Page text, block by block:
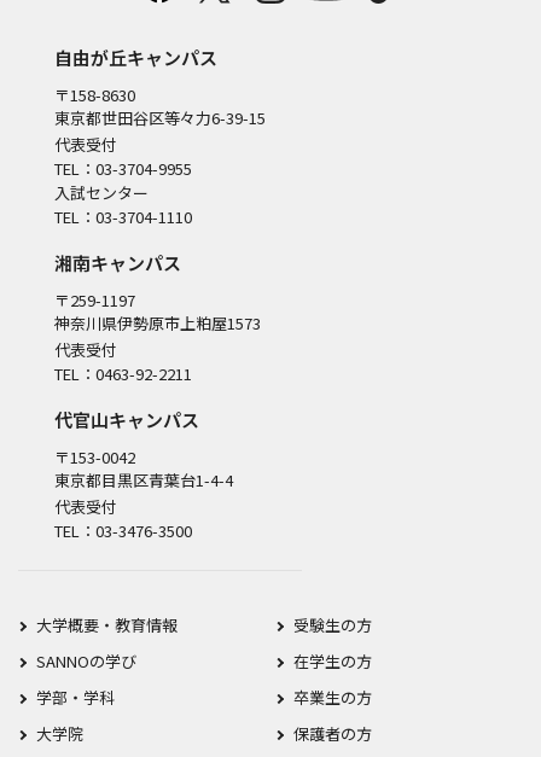
自由が丘キャンパス
〒158-8630
東京都世田谷区等々力6-39-15
代表受付
TEL：03-3704-9955
入試センター
TEL：03-3704-1110
湘南キャンパス
〒259-1197
神奈川県伊勢原市上粕屋1573
代表受付
TEL：0463-92-2211
代官山キャンパス
〒153-0042
東京都目黒区青葉台1-4-4
代表受付
TEL：03-3476-3500
大学概要・教育情報
SANNOの学び
学部・学科
大学院
受験生の方
在学生の方
卒業生の方
保護者の方